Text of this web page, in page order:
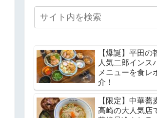
【爆誕】平田
人気二郎インス
メニューを食レ
介！
【限定】中華
高崎の大人気店